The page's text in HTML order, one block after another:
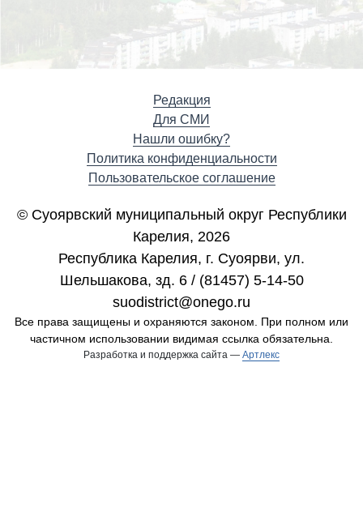
Редакция
Для СМИ
Нашли ошибку?
Политика конфиденциальности
Пользовательское соглашение
© Суоярвский муниципальный округ Республики
Карелия, 2026
Республика Карелия, г. Cуоярви, ул.
Шельшакова, зд. 6 / (81457) 5-14-50
suodistrict@onego.ru
Все права защищены и охраняются законом. При полном или
частичном использовании видимая ссылка обязательна.
Разработка и поддержка сайта — Артлекс